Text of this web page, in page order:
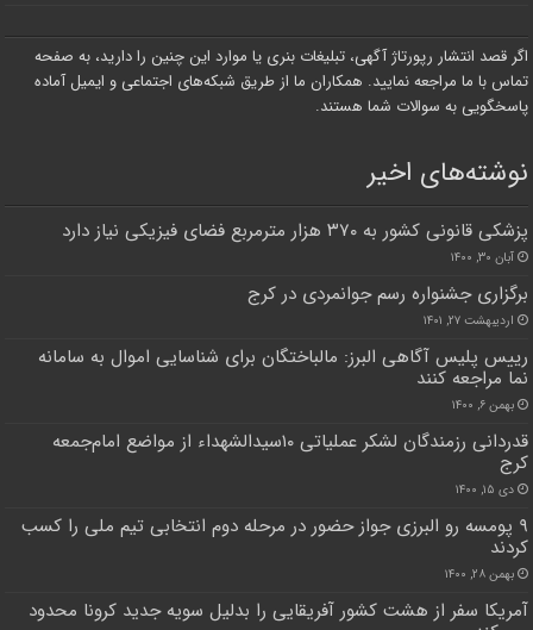
اگر قصد انتشار رپورتاژ آگهی، تبلیغات بنری یا موارد این چنین را دارید، به صفحه
تماس با ما مراجعه نمایید. همکاران ما از طریق شبکه‌های اجتماعی و ایمیل آماده
پاسخگویی به سوالات شما هستند.
نوشته‌های اخیر
پزشکی قانونی کشور به ۳۷۰ هزار مترمربع فضای فیزیکی نیاز دارد
آبان ۳۰, ۱۴۰۰
برگزاری جشنواره رسم جوانمردی در کرج
اردیبهشت ۲۷, ۱۴۰۱
رییس پلیس آگاهی البرز: مالباختگان برای شناسایی اموال به سامانه
نما مراجعه کنند
بهمن ۶, ۱۴۰۰
قدردانی رزمندگان لشکر عملیاتی ۱۰سیدالشهداء از مواضع امام‌جمعه
کرج
دی ۱۵, ۱۴۰۰
۹ پومسه رو البرزی جواز حضور در مرحله دوم انتخابی تیم ملی را کسب
کردند
بهمن ۲۸, ۱۴۰۰
آمریکا سفر از هشت کشور آفریقایی را بدلیل سویه جدید کرونا محدود